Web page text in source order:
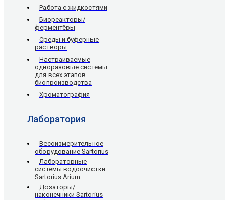
Работа с жидкостями
Биореакторы/
ферментёры
Среды и буферные
растворы
Настраиваемые
одноразовые системы
для всех этапов
биопроизводства
Хроматография
Лаборатория
Весоизмерительное
оборудование Sartorius
Лабораторные
системы водоочистки
Sartorius Arium
Дозаторы/
наконечники Sartorius